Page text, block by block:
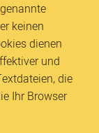
keinen
dienen
und
die
Ihr Browser